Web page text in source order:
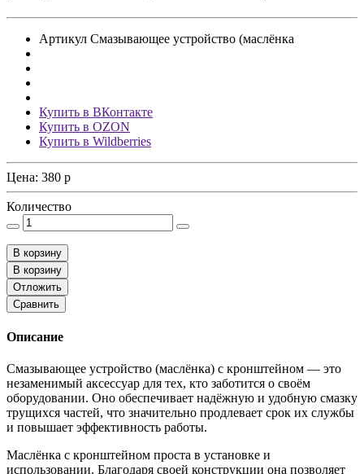
Артикул Смазывающее устройство (маслёнка
Купить в ВКонтакте
Купить в OZON
Купить в Wildberries
Цена: 380 p
Количество
В корзину
В корзину
Отложить
Сравнить
Описание
Смазывающее устройство (маслёнка) с кронштейном — это
незаменимый аксессуар для тех, кто заботится о своём
оборудовании. Оно обеспечивает надёжную и удобную смазку
трущихся частей, что значительно продлевает срок их службы
и повышает эффективность работы.
Маслёнка с кронштейном проста в установке и
использовании. Благодаря своей конструкции она позволяет